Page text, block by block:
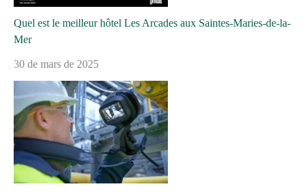
Quel est le meilleur hôtel Les Arcades aux Saintes-Maries-de-la-
Mer
30 de mars de 2025